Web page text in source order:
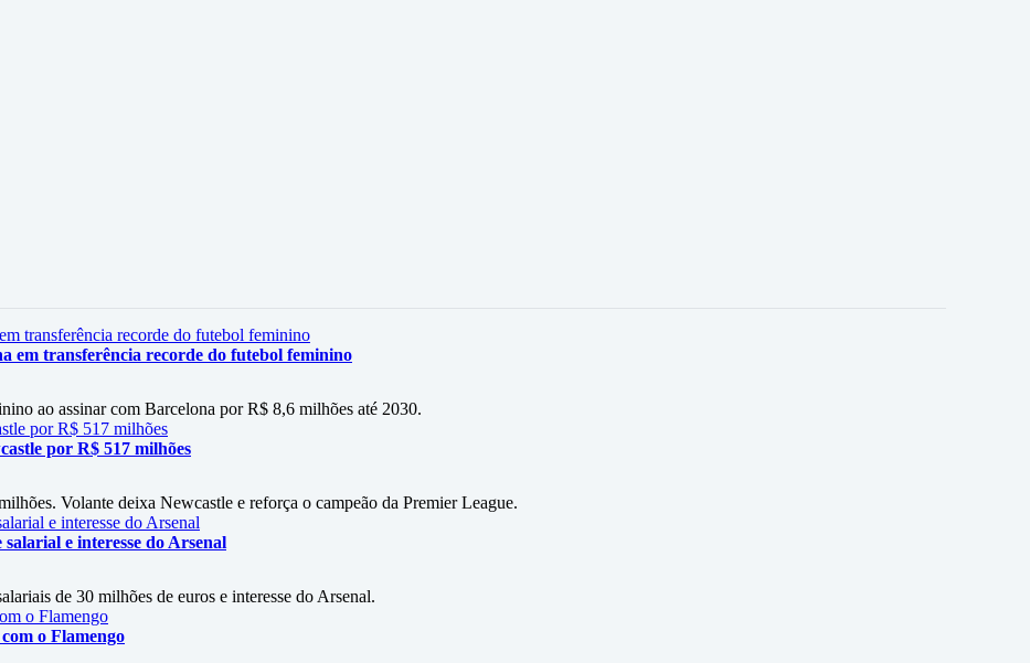
em transferência recorde do futebol feminino
ao assinar com Barcelona por R$ 8,6 milhões até 2030.
por R$ 517 milhões
Volante deixa Newcastle e reforça o campeão da Premier League.
e interesse do Arsenal
de 30 milhões de euros e interesse do Arsenal.
o Flamengo